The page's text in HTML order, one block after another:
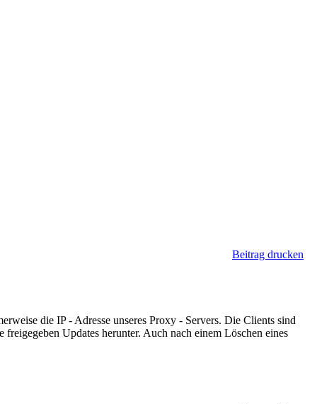
Beitrag drucken
die IP - Adresse unseres Proxy - Servers. Die Clients sind
Updates herunter. Auch nach einem Löschen eines